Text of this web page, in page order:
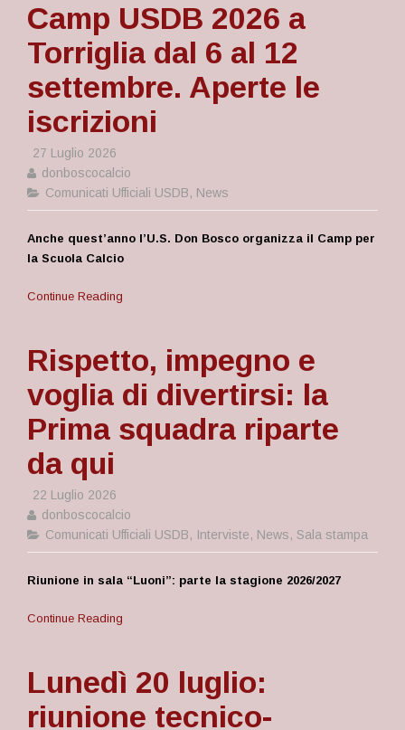
Camp USDB 2026 a
Torriglia dal 6 al 12
settembre. Aperte le
iscrizioni
27 Luglio 2026
donboscocalcio
Comunicati Ufficiali USDB, News
Anche quest’anno l’U.S. Don Bosco organizza il Camp per
la Scuola Calcio
Continue Reading
Rispetto, impegno e
voglia di divertirsi: la
Prima squadra riparte
da qui
22 Luglio 2026
donboscocalcio
Comunicati Ufficiali USDB, Interviste, News, Sala stampa
Riunione in sala “Luoni”: parte la stagione 2026/2027
Continue Reading
Lunedì 20 luglio:
riunione tecnico-